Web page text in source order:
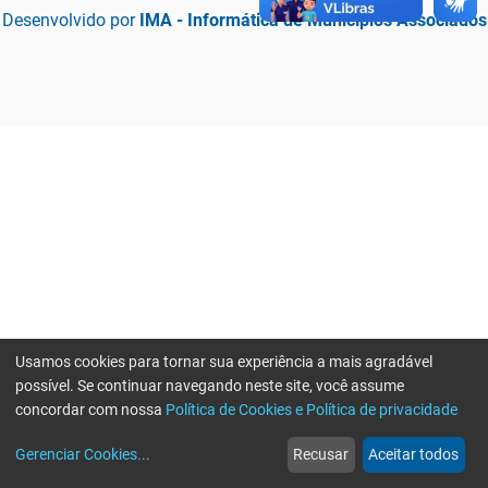
Desenvolvido por IMA - Informática de Municípios Associados
web
Notícias
more_horiz
Mais
Usamos cookies para tornar sua experiência a mais agradável
possível. Se continuar navegando neste site, você assume
concordar com nossa Política de Cookies e Política de privacidade
Gerenciar Cookies... Recusar Aceitar todos
Erro ao enviar informações, por favor tente novamente